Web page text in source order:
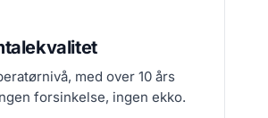
med over 10 års
forsinkelse, ingen ekko.